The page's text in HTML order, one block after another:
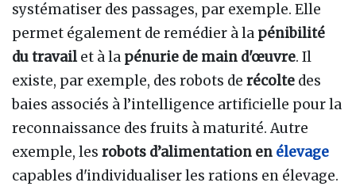
systématiser des passages, par exemple. Elle
permet également de remédier à la pénibilité
du travailet à la pénurie de main d'œuvre. Il
existe, par exemple, des robots de récolte des
baies associés à l’intelligence artificielle pour la
reconnaissance des fruits à maturité. Autre
exemple, les robots d’alimentation en élevage
capables d'individualiser les rations en élevage.